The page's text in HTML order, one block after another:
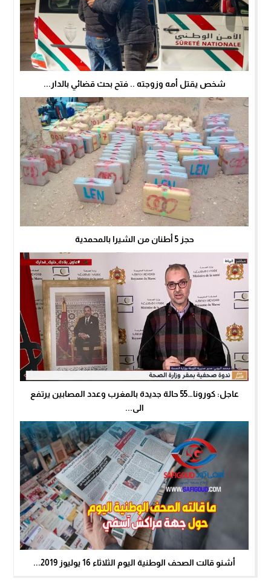
شخص يقتل أمه وزوجته .. فتح بحث قضائي بالدار...
حجز 5 أطنان من الشيرا بالمحمدية
عاجل: كورونا…55 حالة جديدة بالمغرب وعدد المصابين يرتفع
الى...
أشنو قالت الصحف الوطنية اليوم الثلاثاء 16 يوليوز 2019...